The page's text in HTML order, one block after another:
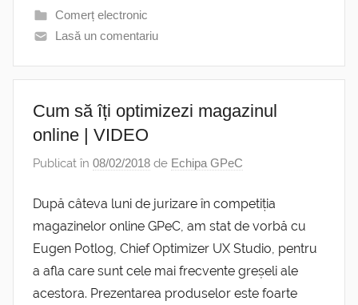
Comerț electronic
Lasă un comentariu
Cum să îți optimizezi magazinul
online | VIDEO
Publicat în 08/02/2018 de Echipa GPeC
După câteva luni de jurizare în competiția
magazinelor online GPeC, am stat de vorbă cu
Eugen Potlog, Chief Optimizer UX Studio, pentru
a afla care sunt cele mai frecvente greșeli ale
acestora. Prezentarea produselor este foarte